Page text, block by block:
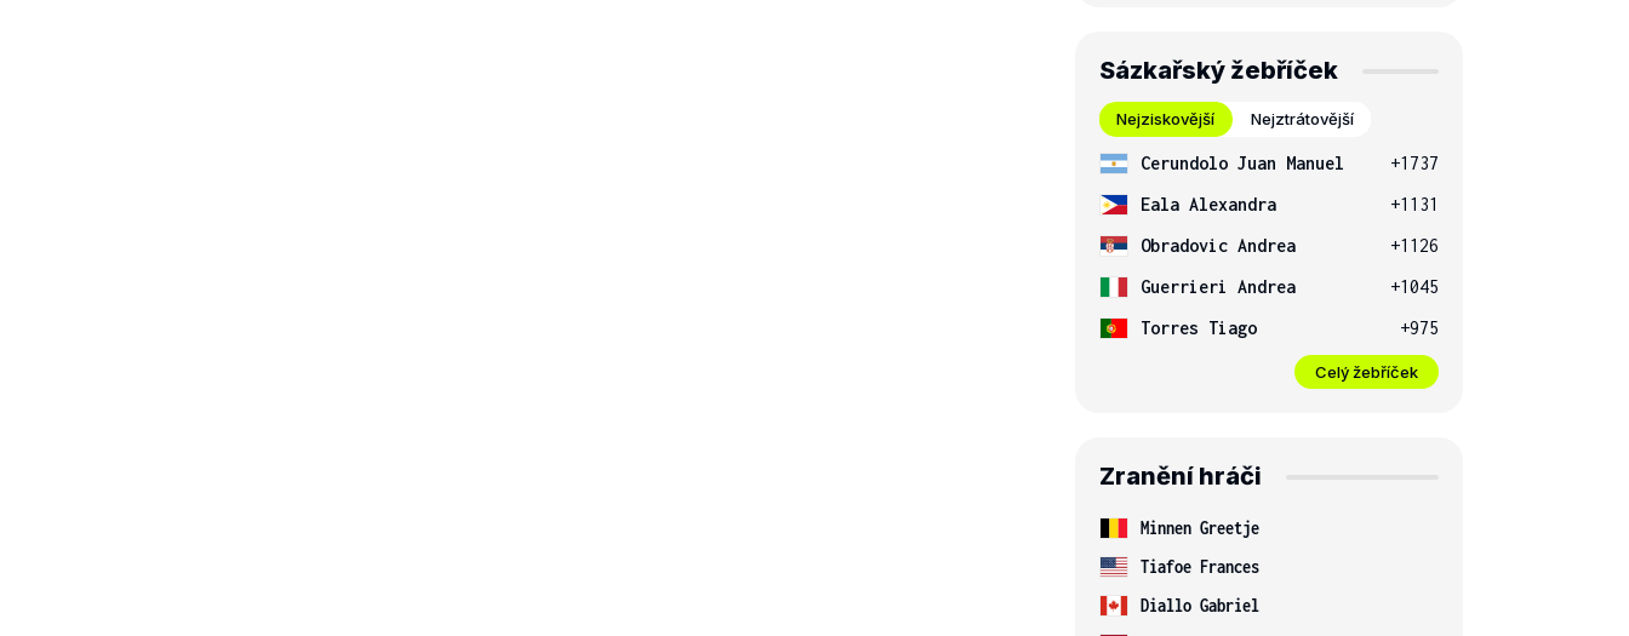
Sázkařský žebříček
Nejziskovější Nejztrátovější
Cerundolo Juan Manuel
+1737
Eala Alexandra
+1131
Obradovic Andrea
+1126
Guerrieri Andrea
+1045
Torres Tiago
+975
Celý žebříček
Zranění hráči
Minnen Greetje
Tiafoe Frances
Diallo Gabriel